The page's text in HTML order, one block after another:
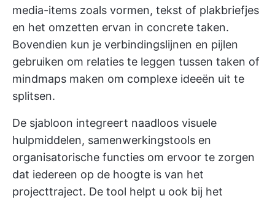
media-items zoals vormen, tekst of plakbriefjes
en het omzetten ervan in concrete taken.
Bovendien kun je verbindingslijnen en pijlen
gebruiken om relaties te leggen tussen taken of
mindmaps maken om complexe ideeën uit te
splitsen.
De sjabloon integreert naadloos visuele
hulpmiddelen, samenwerkingstools en
organisatorische functies om ervoor te zorgen
dat iedereen op de hoogte is van het
projecttraject. De tool helpt u ook bij het